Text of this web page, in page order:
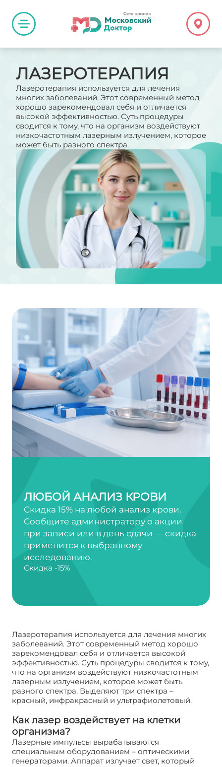
ЛАЗЕРОТЕРАПИЯ
Лазеротерапия используется для лечения
многих заболеваний. Этот современный метод
хорошо зарекомендовал себя и отличается
высокой эффективностью. Суть процедуры
сводится к тому, что на организм воздействуют
низкочастотным лазерным излучением, которое
может быть разного спектра.
ЛЮБОЙ АНАЛИЗ КРОВИ
Скидка 15% на любой анализ крови.
Сообщите администратору о акции
при записи или в день сдачи — скидка
применится к выбранному
исследованию.
Скидка -15%
Лазеротерапия используется для лечения многих
заболеваний. Этот современный метод хорошо
зарекомендовал себя и отличается высокой
эффективностью. Суть процедуры сводится к тому,
что на организм воздействуют низкочастотным
лазерным излучением, которое может быть
разного спектра. Выделяют три спектра –
красный, инфракрасный и ультрафиолетовый.
Как лазер воздействует на клетки
организма?
Лазерные импульсы вырабатываются
специальным оборудованием – оптическими
генераторами. Аппарат излучает свет, который